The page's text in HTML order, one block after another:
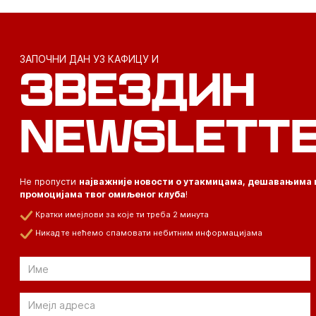
ЗАПОЧНИ ДАН УЗ КАФИЦУ И
ЗВЕЗДИН
Не пропусти најважније новости о утакмицама, дешавањима
промоцијама твог омиљеног клуба!
Кратки имејлови за које ти треба 2 минута
Никад те нећемо спамовати небитним информацијама
Email
Email